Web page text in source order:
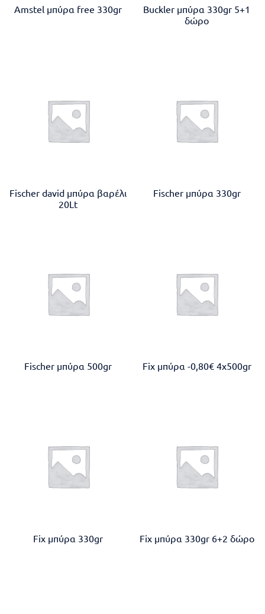
Amstel μπύρα free 330gr
Buckler μπύρα 330gr 5+1
δώρο
Fischer david μπύρα βαρέλι
20Lt
Fischer μπύρα 330gr
Fischer μπύρα 500gr Fix μπύρα -0,80€ 4x500gr
Fix μπύρα 330gr Fix μπύρα 330gr 6+2 δώρο